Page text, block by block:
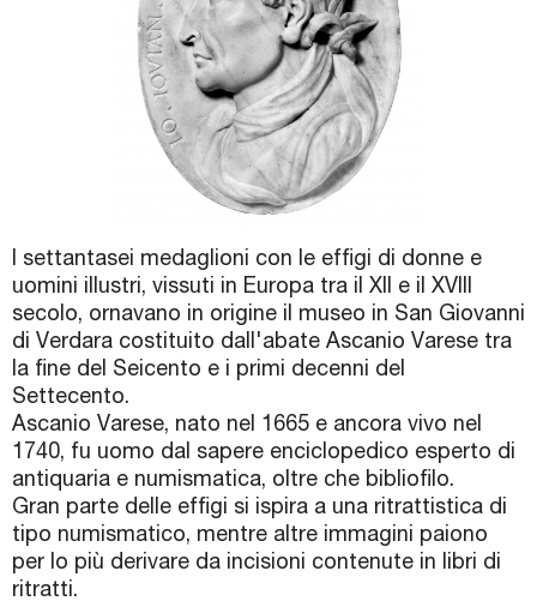
I settantasei medaglioni con le effigi di donne e
uomini illustri, vissuti in Europa tra il XII e il XVIII
secolo, ornavano in origine il museo in San Giovanni
di Verdara costituito dall'abate Ascanio Varese tra
la fine del Seicento e i primi decenni del
Settecento.
Ascanio Varese, nato nel 1665 e ancora vivo nel
1740, fu uomo dal sapere enciclopedico esperto di
antiquaria e numismatica, oltre che bibliofilo.
Gran parte delle effigi si ispira a una ritrattistica di
tipo numismatico, mentre altre immagini paiono
per lo più derivare da incisioni contenute in libri di
ritratti.